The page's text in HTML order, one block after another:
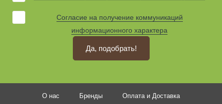
Согласие на получение коммуникаций
информационного характера
Да, подобрать!
О нас Бренды
Оплата и Доставка